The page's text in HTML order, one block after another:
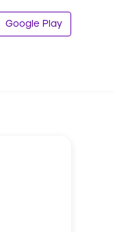
Google Play